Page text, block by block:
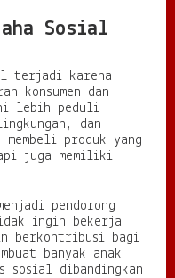
Sosial
terjadi karena
konsumen dan
lebih peduli
dan
produk yang
juga memiliki
pendorong
ingin bekerja
berkontribusi bagi
banyak anak
sosial dibandingkan